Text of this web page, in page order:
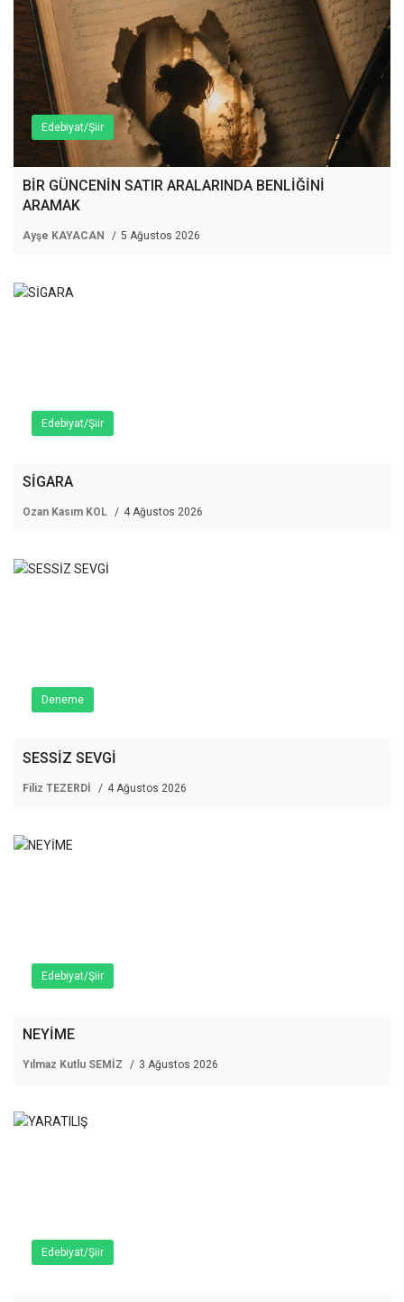
Edebiyat/Şiir
BİR GÜNCENİN SATIR ARALARINDA BENLİĞİNİ
ARAMAK
Ayşe KAYACAN 5 Ağustos 2026
Edebiyat/Şiir
SİGARA
Ozan Kasım KOL 4 Ağustos 2026
Deneme
SESSİZ SEVGİ
Filiz TEZERDİ 4 Ağustos 2026
Edebiyat/Şiir
NEYİME
Yılmaz Kutlu SEMİZ 3 Ağustos 2026
Edebiyat/Şiir